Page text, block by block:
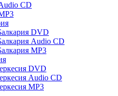
CD
DVD
Audio CD
MP3
DVD
Audio CD
MP3